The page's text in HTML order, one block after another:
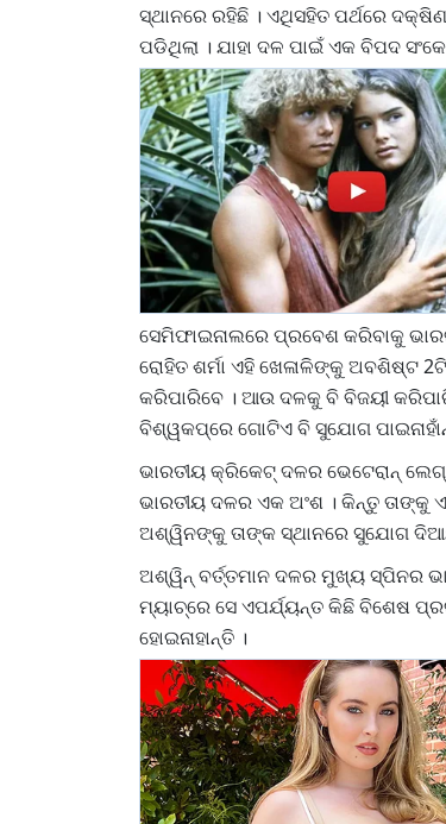
ସ୍ଥାନରେ ରହିଛି । ଏଥିସହିତ ପର୍ଥରେ
ପଡିଥିଲା । ଯାହା ଦଳ ପାଇଁ ଏକ ବିପଦ
ସେମିଫାଇନାଲରେ ପ୍ରବେଶ କରିବାକୁ
ରୋହିତ ଶର୍ମା ଏହି ଖେଳାଳିଙ୍କୁ ଅବଶିଷ୍ଟ
କରିପାରିବେ । ଆଉ ଦଳକୁ ବି ବିଜୟୀ
ବିଶ୍ୱକପ୍‌ରେ ଗୋଟିଏ ବି ସୁଯୋଗ
ଭାରତୀୟ କ୍ରିକେଟ୍ ଦଳର ଭେଟେରାନ୍
ଭାରତୀୟ ଦଳର ଏକ ଅଂଶ । କିନ୍ତୁ
ଅଶ୍ୱିନଙ୍କୁ ତାଙ୍କ ସ୍ଥାନରେ ସୁଯୋଗ
ଅଶ୍ୱିନ୍ ବର୍ତ୍ତମାନ ଦଳର ମୁଖ୍ୟ ସ୍ପିନର
ମ୍ୟାଚ୍‌ରେ ସେ ଏପର୍ଯ୍ୟନ୍ତ କିଛି ବିଶେଷ
ହୋଇନାହାନ୍ତି ।